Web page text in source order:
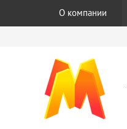
О компании